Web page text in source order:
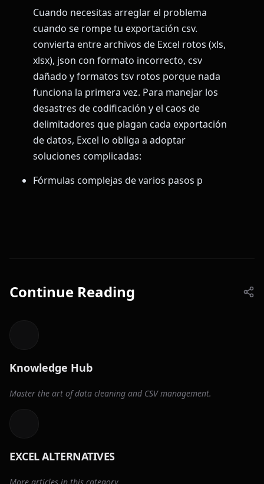
Cuando necesitas arreglar el problema
cuando se rompe tu exportación csv.
convierta entre archivos de Excel rotos (xls,
xlsx), json con formato incorrecto, csv
dañado y formatos tsv rotos porque nada
funciona la primera vez. Para manejar los
desastres de codificación y el caos de
delimitadores que plagan cada exportación
de datos, Excel lo obliga a adoptar
soluciones complicadas:
Fórmulas complejas de varios pasos p
Continue Reading
Knowledge Hub
Master the art of data cleaning and CSV management.
EXCEL ALTERNATIVES
More articles in this category